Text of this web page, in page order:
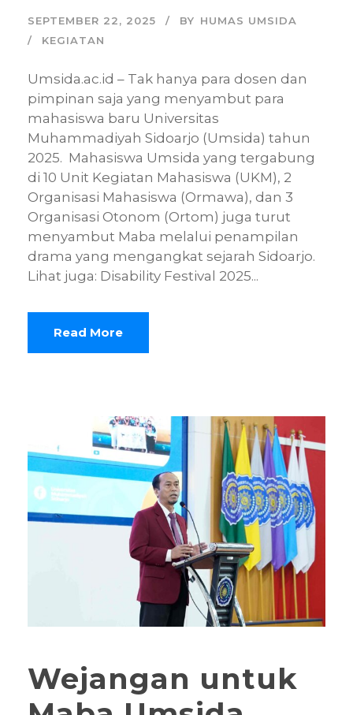
SEPTEMBER 22, 2025 BY HUMAS UMSIDA
KEGIATAN
Umsida.ac.id – Tak hanya para dosen dan
pimpinan saja yang menyambut para
mahasiswa baru Universitas
Muhammadiyah Sidoarjo (Umsida) tahun
2025. Mahasiswa Umsida yang tergabung
di 10 Unit Kegiatan Mahasiswa (UKM), 2
Organisasi Mahasiswa (Ormawa), dan 3
Organisasi Otonom (Ortom) juga turut
menyambut Maba melalui penampilan
drama yang mengangkat sejarah Sidoarjo.
Lihat juga: Disability Festival 2025...
Read More
Wejangan untuk